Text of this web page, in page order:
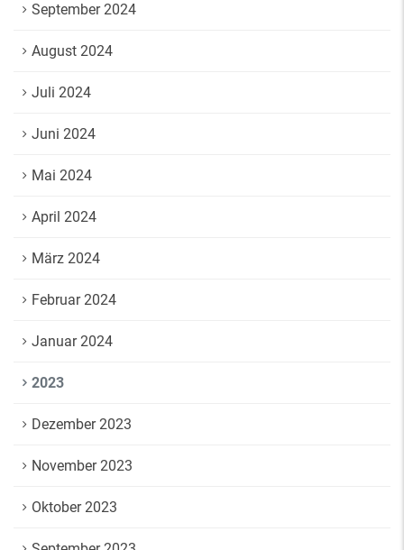
September 2024
August 2024
Juli 2024
Juni 2024
Mai 2024
April 2024
März 2024
Februar 2024
Januar 2024
2023
Dezember 2023
November 2023
Oktober 2023